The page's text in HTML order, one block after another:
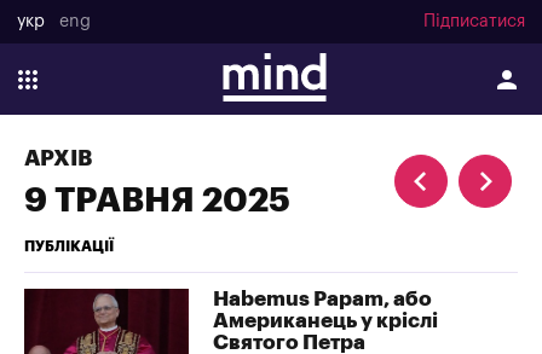
укр eng Підписатися
АРХІВ
9 ТРАВНЯ 2025
ПУБЛІКАЦІЇ
Habemus Papam, або
Американець у кріслі
Святого Петра